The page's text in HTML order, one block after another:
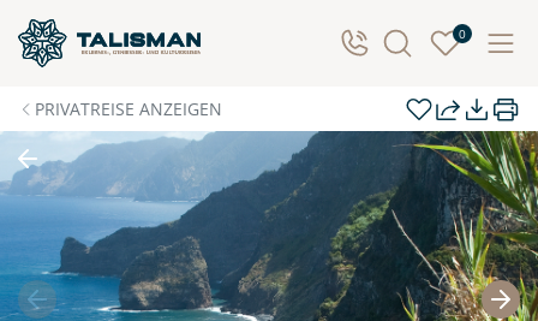
0
PRIVATREISE ANZEIGEN
Individuelle Anfrage
Herzlichen Dank für Ihre Kontaktaufnahme! Ihr Urlaub
- so individuell wie Sie. Teilen Sie uns Ihre
Wunschtermine für die Reise mit. Wir prüfen die
Verfügbarkeit und kontaktieren Sie, um alles Weitere
zu besprechen. Gemeinsam gestalten wir Ihre
Traumreise.
Persönliche Daten